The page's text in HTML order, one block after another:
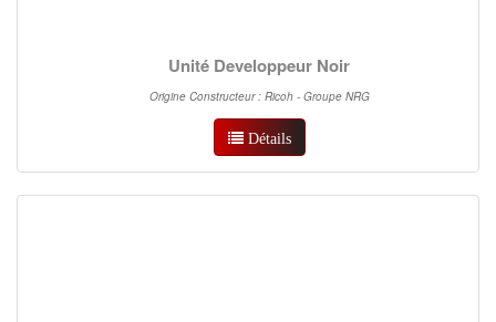
Unité Developpeur Noir
Origine Constructeur : Ricoh - Groupe NRG
Détails